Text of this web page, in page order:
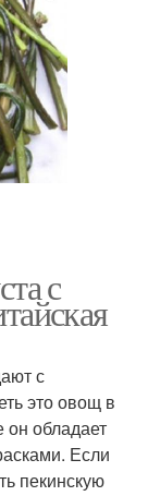
с
с
это овощ в
обладает
Если
пекинскую